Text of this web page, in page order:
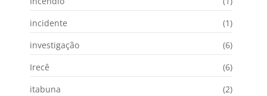
incidente
(1)
investigação
(6)
Irecê
(6)
itabuna
(2)